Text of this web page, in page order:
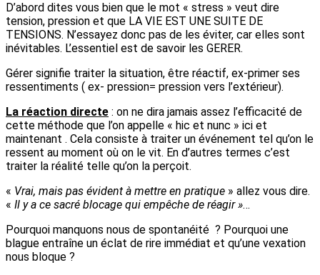
D’abord dites vous bien que le mot « stress » veut dire
tension, pression et que LA VIE EST UNE SUITE DE
TENSIONS. N’essayez donc pas de les éviter, car elles sont
inévitables. L’essentiel est de savoir les GERER.
Gérer signifie traiter la situation, être réactif, ex-primer ses
ressentiments ( ex- pression= pression vers l’extérieur).
La réaction directe : on ne dira jamais assez l’efficacité de
cette méthode que l’on appelle « hic et nunc » ici et
maintenant . Cela consiste à traiter un événement tel qu’on le
ressent au moment où on le vit. En d’autres termes c’est
traiter la réalité telle qu’on la perçoit.
« Vrai, mais pas évident à mettre en pratique » allez vous dire.
« Il y a ce sacré blocage qui empêche de réagir »…
Pourquoi manquons nous de spontanéité ? Pourquoi une
blague entraîne un éclat de rire immédiat et qu’une vexation
nous bloque ?